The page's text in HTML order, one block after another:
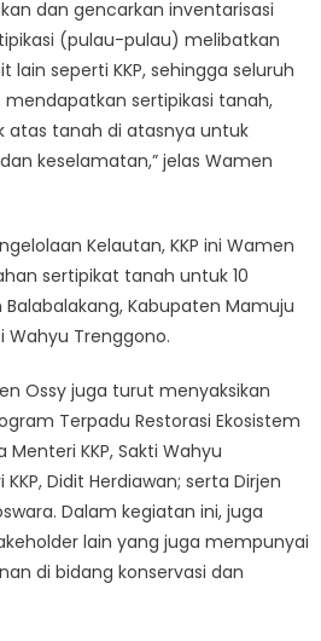
dan gencarkan inventarisasi
(pulau-pulau) melibatkan
seperti KKP, sehingga seluruh
sertipikasi tanah,
atas tanah di atasnya untuk
keselamatan,” jelas Wamen
Kelautan, KKP ini Wamen
sertipikat tanah untuk 10
Kabupaten Mamuju
Wahyu Trenggono.
Ossy juga turut menyaksikan
Terpadu Restorasi Ekosistem
KKP, Sakti Wahyu
Didit Herdiawan; serta Dirjen
Dalam kegiatan ini, juga
lain yang juga mempunyai
di bidang konservasi dan